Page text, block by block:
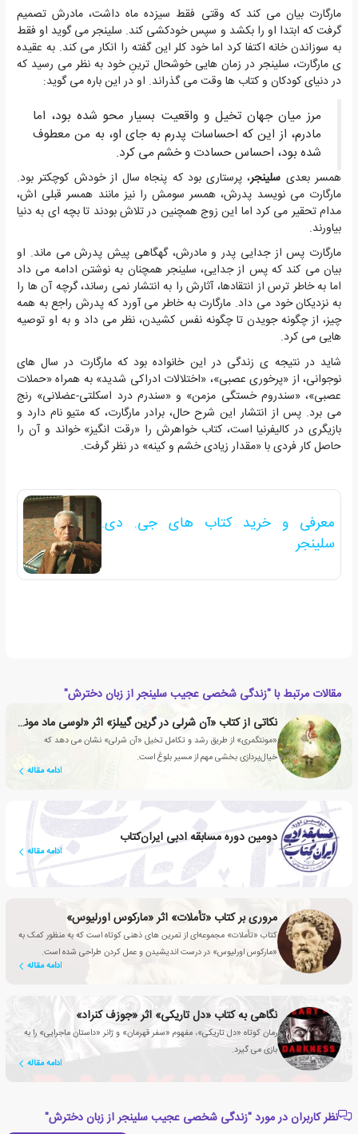
مارگارت بیان می کند که وقتی فقط سیزده ماه داشت، مادرش تصمیم
گرفت که ابتدا او را بکشد و سپس خودکشی کند. سلینجر می گوید او فقط
به سوزاندن خانه اکتفا کرد اما خود کلر این گفته را انکار می کند. به عقیده
ی مارگارت، سلینجر در زمان هایی خوشحال ترینِ خود به نظر می رسید که
در دنیای کودکان و کتاب ها وقت می گذراند. او در این باره می گوید:
مرز میان جهان تخیل و واقعیت بسیار محو شده بود، اما
مادرم، از این که احساسات پدرم به جای او، به من معطوف
شده بود، احساس حسادت و خشم می کرد.
همسر بعدی سلینجر، پرستاری بود که پنجاه سال از خودش کوچکتر بود.
مارگارت می نویسد پدرش، همسر سومش را نیز مانند همسر قبلی اش،
مدام تحقیر می کرد اما این زوج همچنین در تلاش بودند تا بچه ای به دنیا
بیاورند.
مارگارت پس از جدایی پدر و مادرش، گهگاهی پیش پدرش می ماند. او
بیان می کند که پس از جدایی، سلینجر همچنان به نوشتن ادامه می داد
اما به خاطر ترس از انتقادها، آثارش را به انتشار نمی رساند، گرچه آن ها را
به نزدیکان خود می داد. مارگارت به خاطر می آورد که پدرش راجع به همه
چیز، از چگونه جویدن تا چگونه نفس کشیدن، نظر می داد و به او توصیه
هایی می کرد.
شاید در نتیجه ی زندگی در این خانواده بود که مارگارت در سال های
نوجوانی، از «پرخوری عصبی»، «اختلالات ادراکی شدید» به همراه «حملات
عصبی»، «سندروم خستگی مزمن» و «سندرم درد اسکلتی-عضلانی» رنج
می برد. پس از انتشار این شرح حال، برادر مارگارت، که متیو نام دارد و
بازیگری در کالیفرنیا است، کتاب خواهرش را «رقت انگیز» خواند و آن را
حاصل کار فردی با «مقدار زیادی خشم و کینه» در نظر گرفت.
معرفی و خرید کتاب های جی. دی.
سلینجر
مقالات مرتبط با "زندگی شخصی عجیب سلینجر از زبان دخترش"
نکاتی از کتاب «آن شرلی در گرین گیبلز» اثر «لوسی ماد مونتگمری»
«مونتگمری» از طریق رشد و تکامل تخیل «آن شرلی» نشان می دهد که
خیال‌پردازی بخشی مهم از مسیر بلوغ است.
ادامه مقاله
دومین دوره مسابقه ادبی ایران‌کتاب
ادامه مقاله
مروری بر کتاب «تأملات» اثر «مارکوس اورلیوس»
کتاب «تأملات» مجموعه‌ای از تمرین های ذهنی کوتاه است که به منظور کمک به
«مارکوس اورلیوس» در درست اندیشیدن و عمل کردن طراحی شده است.
ادامه مقاله
نگاهی به کتاب «دل تاریکی» اثر «جوزف کنراد»
رمان کوتاه «دل تاریکی»، مفهوم «سفر قهرمان» و ژانر «داستان ماجرایی» را به
بازی می گیرد.
ادامه مقاله
نظر کاربران در مورد "زندگی شخصی عجیب سلینجر از زبان دخترش"